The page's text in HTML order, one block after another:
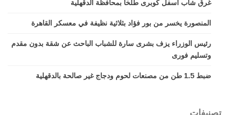
غرق شاب اسفل كوبرى طلخا بمحافظة الدقهلية
المنصورة يخسر من بور فؤاد بثلاثية نظيفة في معسكر القاهرة
رئيس الوزراء يزف بشرى سارة للشباب الباحث عن شقة بدون مقدم
وتسليم فورى
ضبط 1.5 طن من مصنعات لحوم ودجاج غير صالحة بالدقهلية
تصنيفات